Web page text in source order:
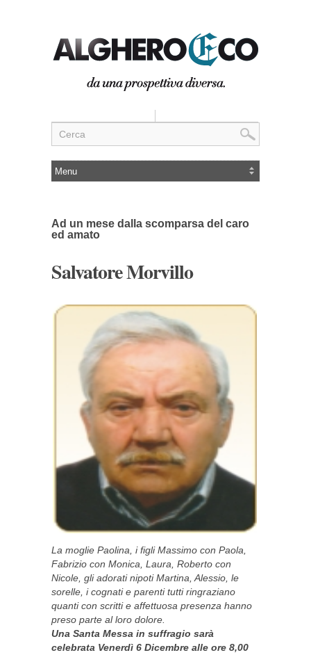
Ad un mese dalla scomparsa del caro
ed amato
Salvatore Morvillo
La moglie Paolina, i figli Massimo con Paola,
Fabrizio con Monica, Laura, Roberto con
Nicole, gli adorati nipoti Martina, Alessio, le
sorelle, i cognati e parenti tutti ringraziano
quanti con scritti e affettuosa presenza hanno
preso parte al loro dolore.
Una Santa Messa in suffragio sarà
celebrata Venerdì 6 Dicembre alle ore 8,00